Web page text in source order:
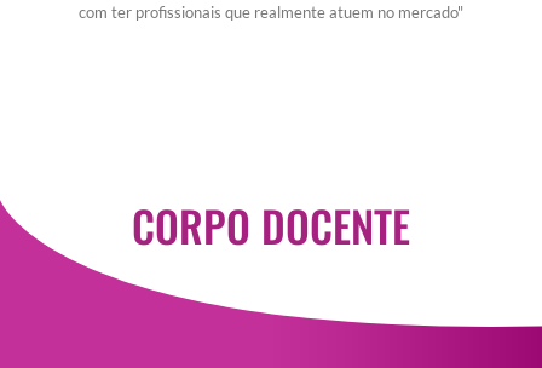
com ter profissionais que realmente atuem no mercado"
CORPO DOCENTE